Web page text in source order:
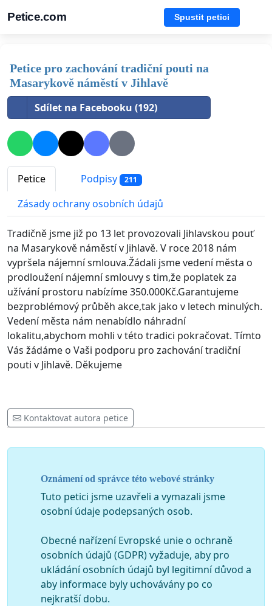
Petice.com Spustit petici
Petice pro zachování tradiční pouti na
Masarykově náměstí v Jihlavě
Sdílet na Facebooku (192)
Petice Podpisy 211
Zásady ochrany osobních údajů
Tradičně jsme již po 13 let provozovali Jihlavskou pouť
na Masarykově náměstí v Jihlavě. V roce 2018 nám
vypršela nájemní smlouva.Žádali jsme vedení města o
prodloužení nájemní smlouvy s tim,že poplatek za
užívání prostoru nabízíme 350.000Kč.Garantujeme
bezproblémový průběh akce,tak jako v letech minulých.
Vedení města nám nenabídlo náhradní
lokalitu,abychom mohli v této tradici pokračovat. Tímto
Vás žádáme o Vaši podporu pro zachování tradiční
pouti v Jihlavě. Děkujeme
Kontaktovat autora petice
Oznámení od správce této webové stránky
Tuto petici jsme uzavřeli a vymazali jsme
osobní údaje podepsaných osob.
Obecné nařízení Evropské unie o ochraně
osobních údajů (GDPR) vyžaduje, aby pro
ukládání osobních údajů byl legitimní důvod a
aby informace byly uchovávány po co
nejkratší dobu.